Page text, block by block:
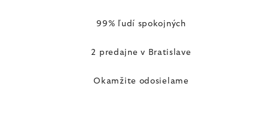
99% ľudí spokojných
2 predajne v Bratislave
Okamžite odosielame